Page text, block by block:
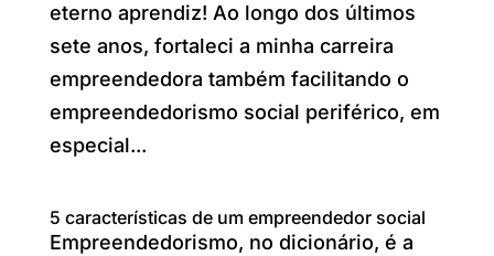
eterno aprendiz! Ao longo dos últimos
sete anos, fortaleci a minha carreira
empreendedora também facilitando o
empreendedorismo social periférico, em
especial...
5 características de um empreendedor social
Empreendedorismo, no dicionário, é a